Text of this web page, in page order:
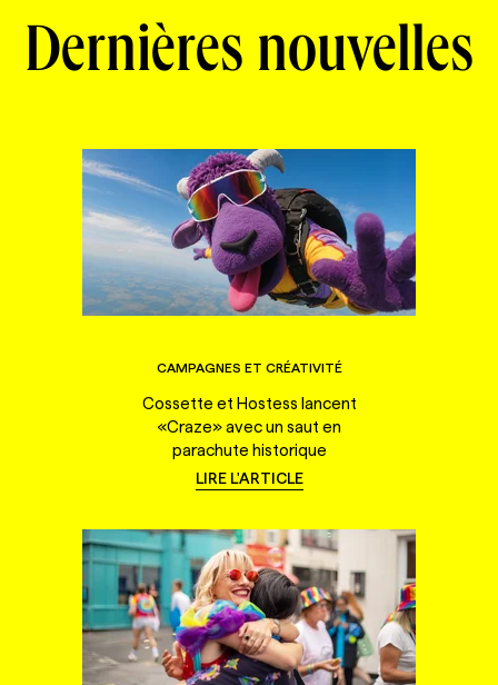
Dernières nouvelles
CAMPAGNES ET CRÉATIVITÉ
Cossette et Hostess lancent
«Craze» avec un saut en
parachute historique
LIRE L'ARTICLE